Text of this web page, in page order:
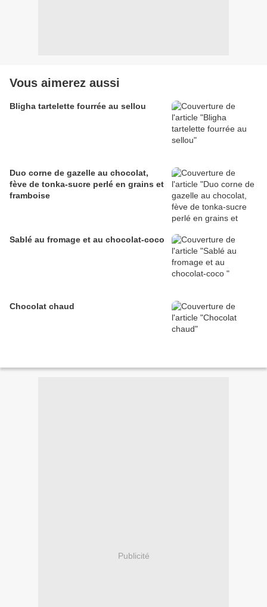
Vous aimerez aussi
Bligha tartelette fourrée au sellou
Duo corne de gazelle au chocolat,
fève de tonka-sucre perlé en grains et
framboise
Sablé au fromage et au chocolat-coco
Chocolat chaud
Publicité